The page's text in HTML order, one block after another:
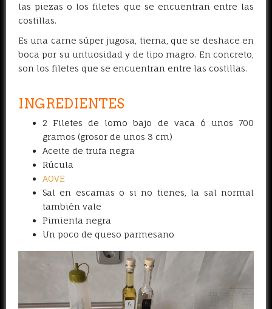
las piezas o los filetes que se encuentran entre las
costillas.
Es una carne súper jugosa, tierna, que se deshace en
boca por su untuosidad y de tipo magro. En concreto,
son los filetes que se encuentran entre las costillas.
INGREDIENTES
2 Filetes de lomo bajo de vaca ó unos 700
gramos (grosor de unos 3 cm)
Aceite de trufa negra
Rúcula
AOVE
Sal en escamas o si no tienes, la sal normal
también vale
Pimienta negra
Un poco de queso parmesano